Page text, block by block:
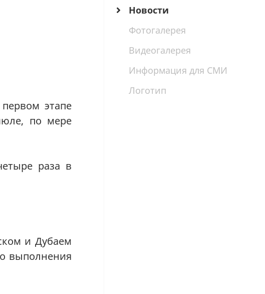
этапе
по мере
раза в
и Дубаем
выполнения
Новости
Фотогалерея
Видеогалерея
Информация для СМИ
Логотип